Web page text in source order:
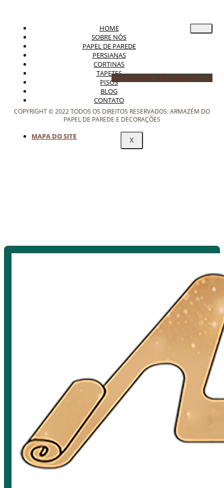
HOME
SOBRE NÓS
PAPEL DE PAREDE
PERSIANAS
CORTINAS
TAPETES
PISOS
BLOG
CONTATO
X
Icon-facebook Icon-instagram-1
COPYRIGHT © 2022 TODOS OS DIREITOS RESERVADOS: ARMAZÉM DO
PAPEL DE PAREDE E DECORAÇÕES
MAPA DO SITE